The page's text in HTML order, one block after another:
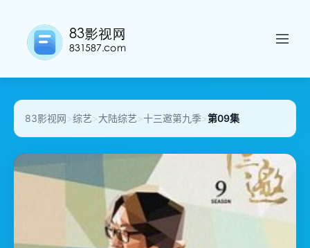
83影视网>综艺>大陆综艺>十三邀第九季>第09集